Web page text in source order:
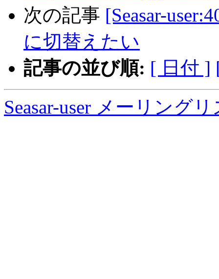
次の記事 [Seasar-
に切替えたい
記事の並び順: [ 日付 ]
Seasar-user メーリング